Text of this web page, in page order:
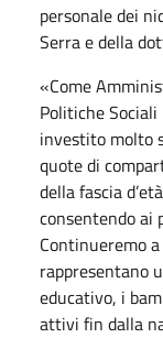
personale dei
Serra e della
«Come
Politiche
investito molto
quote di
della fascia
consentendo ai
Continueremo
rappresentano
educativo, i
attivi fin dalla